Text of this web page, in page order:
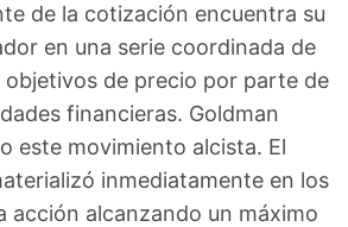
de la cotización encuentra su
en una serie coordinada de
objetivos de precio por parte de
financieras. Goldman
este movimiento alcista. El
inmediatamente en los
acción alcanzando un máximo